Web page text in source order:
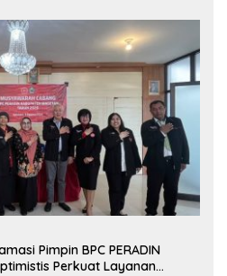
Pimpin BPC PERADIN
Perkuat Layanan